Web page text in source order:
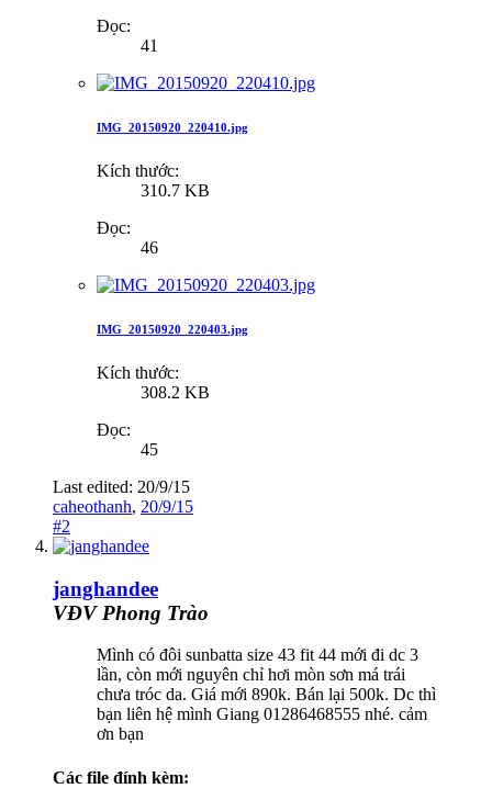
Đọc:
41
IMG_20150920_220410.jpg
Kích thước:
310.7 KB
Đọc:
46
IMG_20150920_220403.jpg
Kích thước:
308.2 KB
Đọc:
45
Last edited: 20/9/15
caheothanh, 20/9/15
#2
janghandee
VĐV Phong Trào
Mình có đôi sunbatta size 43 fit 44 mới đi dc 3
lần, còn mới nguyên chỉ hơi mòn sơn má trái
chưa tróc da. Giá mới 890k. Bán lại 500k. Dc thì
bạn liên hệ mình Giang 01286468555 nhé. cảm
ơn bạn
Các file đính kèm: